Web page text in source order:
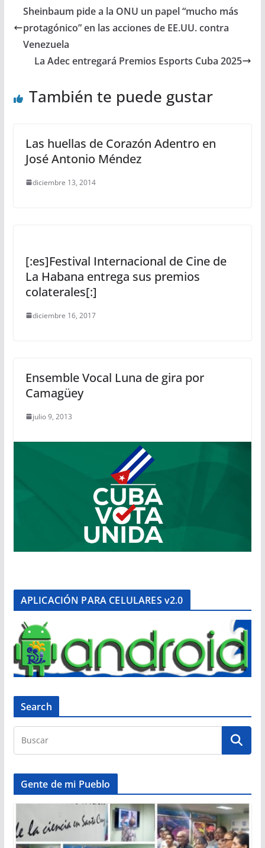
Sheinbaum pide a la ONU un papel “mucho más
protagónico” en las acciones de EE.UU. contra
Venezuela
La Adec entregará Premios Esports Cuba 2025
También te puede gustar
Las huellas de Corazón Adentro en
José Antonio Méndez
diciembre 13, 2014
[:es]Festival Internacional de Cine de
La Habana entrega sus premios
colaterales[:]
diciembre 16, 2017
Ensemble Vocal Luna de gira por
Camagüey
julio 9, 2013
APLICACIÓN PARA CELULARES v2.0
Search
Gente de mi Pueblo